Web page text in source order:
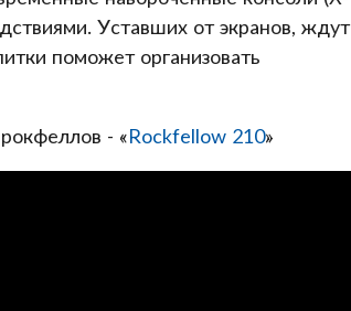
Уставших от экранов, ждут
поможет организовать
- «Rockfellow 210»